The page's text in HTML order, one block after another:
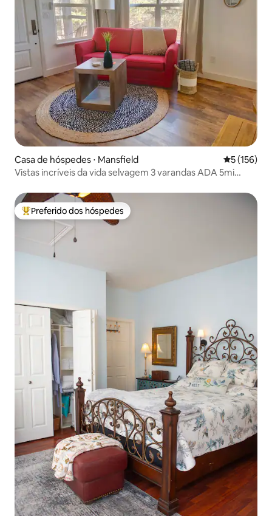
Casa de hóspedes ⋅ Mansfield 5 de uma
5 (156)
Vistas incríveis da vida selvagem 3 varandas ADA 5mi
Entre os melhores preferidos dos hóspedes
Preferido dos hóspedes